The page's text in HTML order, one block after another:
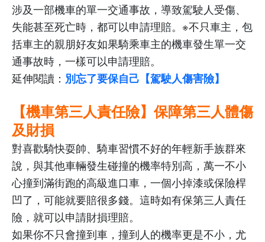
涉及一部機車的單一交通事故，導致駕駛人受傷、
失能甚至死亡時，都可以申請理賠。※不只車主，包
括車主的親朋好友如果騎乘車主的機車發生單一交
通事故時，一樣可以申請理賠。
延伸閱讀： 別忘了要保自己【駕駛人傷害險】
【機車第三人責任險】保障第三人體傷
及財損
對喜歡騎快耍帥、騎車習慣不好的年輕新手族群來
說，與其他車輛發生碰撞的機率特別高，萬一不小
心撞到滿街跑的高級進口車，一個小掉漆或保險桿
凹了，可能就要賠很多錢。這時如有保第三人責任
險，就可以申請財損理賠。
如果你不只會撞到車，撞到人的機率更是不小，尤